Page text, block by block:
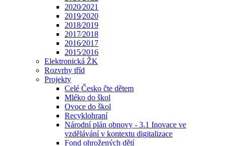
2020⁄2021
2019⁄2020
2018⁄2019
2017⁄2018
2016⁄2017
2015⁄2016
Elektronická ŽK
Rozvrhy tříd
Projekty
Celé Česko čte dětem
Mléko do škol
Ovoce do škol
Recyklohraní
Národní plán obnovy - 3.1 Inovace ve
vzdělávání v kontextu digitalizace
Fond ohrožených dětí